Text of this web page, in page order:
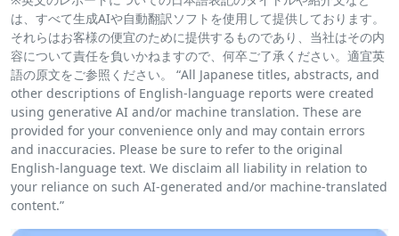
は、すべて生成AIや自動翻訳ソフトを使用して提供しております。
それらはお客様の便宜のために提供するものであり、当社はその内
容について責任を負いかねますので、何卒ご了承ください。適宜英
語の原文をご参照ください。 “All Japanese titles, abstracts, and
other descriptions of English-language reports were created
using generative AI and/or machine translation. These are
provided for your convenience only and may contain errors
and inaccuracies. Please be sure to refer to the original
English-language text. We disclaim all liability in relation to
your reliance on such AI-generated and/or machine-translated
content.”